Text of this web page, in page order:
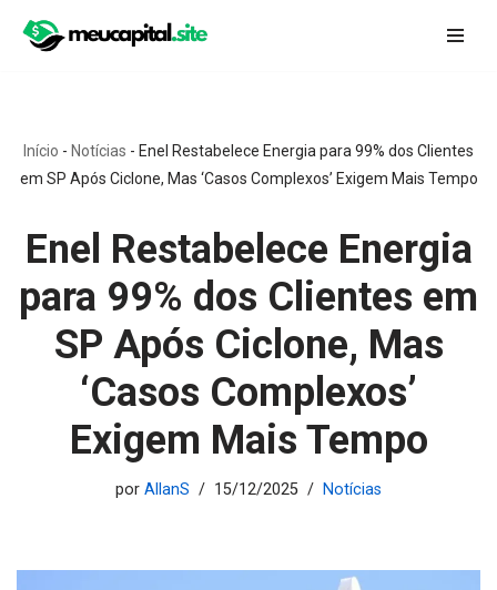
conteúdo
Início - Notícias - Enel Restabelece Energia para 99% dos Clientes
em SP Após Ciclone, Mas ‘Casos Complexos’ Exigem Mais Tempo
Enel Restabelece Energia
para 99% dos Clientes em
SP Após Ciclone, Mas
‘Casos Complexos’
Exigem Mais Tempo
por AllanS 15/12/2025 Notícias